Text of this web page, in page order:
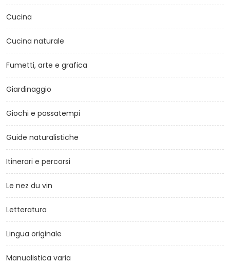
Cucina
Cucina naturale
Fumetti, arte e grafica
Giardinaggio
Giochi e passatempi
Guide naturalistiche
Itinerari e percorsi
Le nez du vin
Letteratura
Lingua originale
Manualistica varia